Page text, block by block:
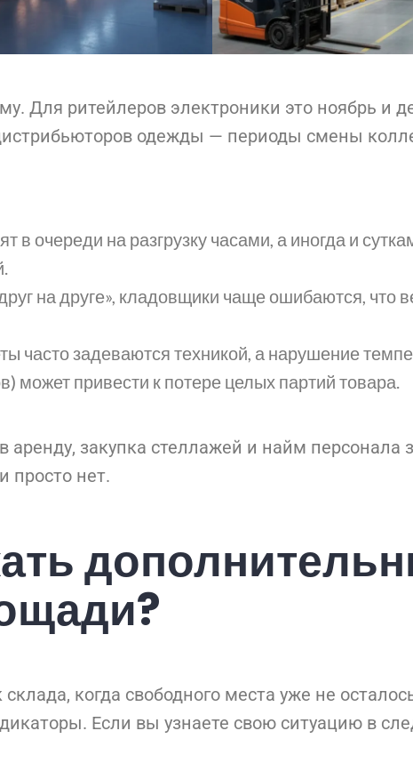
бизнес вниз
Для ритейлеров электроники это ноябрь и
одежды — периоды смены
в очереди на разгрузку часами, а иногда и
на друге», кладовщики чаще ошибаются, что
часто задеваются техникой, а нарушение
может привести к потере целых партий товара.
закупка стеллажей и найм персонала
просто нет.
когда свободного места уже не
Если вы узнаете свою ситуацию в